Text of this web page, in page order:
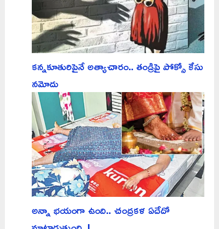
కన్నకూతురిపైనే అత్యాచారం.. తండ్రిపై పోక్సో కేసు
నమోదు
అన్నా భయంగా ఉంది.. చంద్రకళ ఏదేదో